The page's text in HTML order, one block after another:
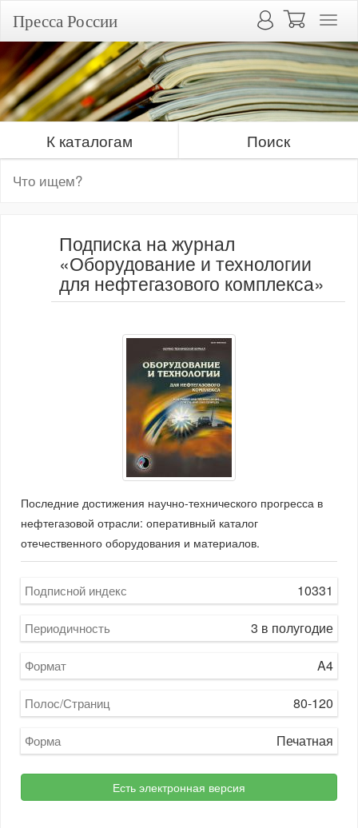
Пресса России
К каталогам Поиск
Подписка на журнал
«Оборудование и технологии
для нефтегазового комплекса»
Последние достижения научно-технического прогресса в
нефтегазовой отрасли: оперативный каталог
отечественного оборудования и материалов.
Подписной индекс 10331
Периодичность 3 в полугодие
Формат A4
Полос/Страниц 80-120
Форма Печатная
Есть электронная версия